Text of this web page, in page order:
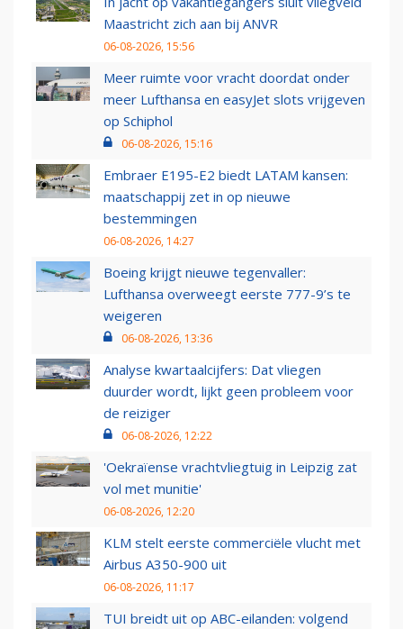
Maastricht zich aan bij ANVR
06-08-2026, 15:56
Meer ruimte voor vracht doordat onder
meer Lufthansa en easyJet slots vrijgeven
op Schiphol
06-08-2026, 15:16
Embraer E195-E2 biedt LATAM kansen:
maatschappij zet in op nieuwe
bestemmingen
06-08-2026, 14:27
Boeing krijgt nieuwe tegenvaller:
Lufthansa overweegt eerste 777-9’s te
weigeren
06-08-2026, 13:36
Analyse kwartaalcijfers: Dat vliegen
duurder wordt, lijkt geen probleem voor
de reiziger
06-08-2026, 12:22
'Oekraïense vrachtvliegtuig in Leipzig zat
vol met munitie'
06-08-2026, 12:20
KLM stelt eerste commerciële vlucht met
Airbus A350-900 uit
06-08-2026, 11:17
TUI breidt uit op ABC-eilanden: volgend